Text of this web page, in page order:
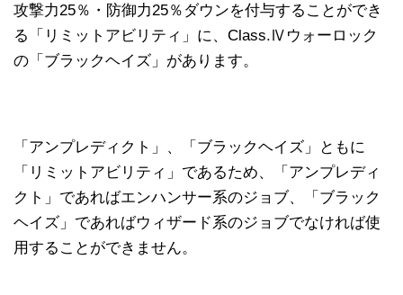
攻撃力25％・防御力25％ダウンを付与することができ
る「リミットアビリティ」に、Class.Ⅳウォーロック
の「ブラックヘイズ」があります。
「アンプレディクト」、「ブラックヘイズ」ともに
「リミットアビリティ」であるため、「アンプレディ
クト」であればエンハンサー系のジョブ、「ブラック
ヘイズ」であればウィザード系のジョブでなければ使
用することができません。